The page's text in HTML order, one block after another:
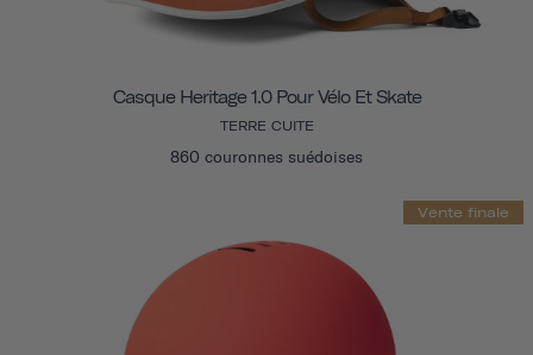
Casque Heritage 1.0 Pour Vélo Et Skate
TERRE CUITE
860 couronnes suédoises
Vente finale